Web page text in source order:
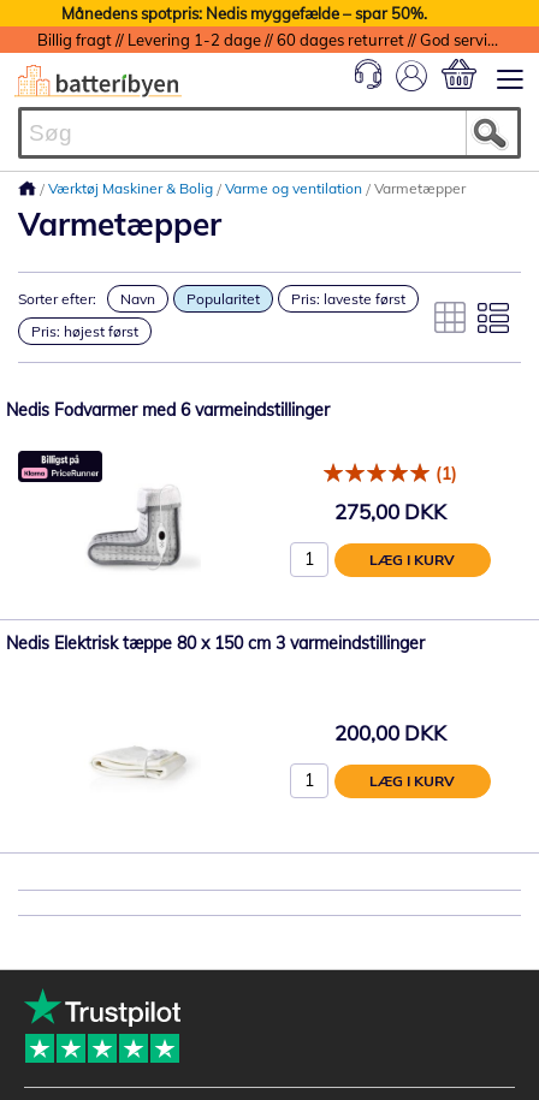
Månedens spotpris: Nedis myggefælde – spar 50%.
Billig fragt // Levering 1-2 dage // 60 dages returret // God service med garanti
Værktøj Maskiner & Bolig Varme og ventilation Varmetæpper
Varmetæpper
Sorter efter: Navn Popularitet
Pris: laveste først
Pris: højest først
Nedis Fodvarmer med 6 varmeindstillinger
(1)
275,00 DKK
LÆG I KURV
Nedis Elektrisk tæppe 80 x 150 cm 3 varmeindstillinger
200,00 DKK
LÆG I KURV